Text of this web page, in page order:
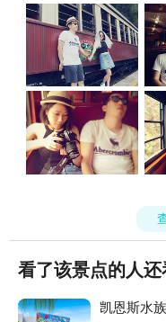
看了该景点的人还
凯恩斯水